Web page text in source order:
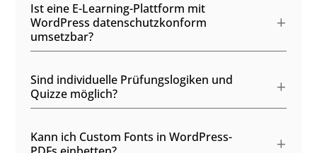
Ist eine E-Learning-Plattform mit
WordPress datenschutzkonform
umsetzbar?
Sind individuelle Prüfungslogiken und
Quizze möglich?
Kann ich Custom Fonts in WordPress-